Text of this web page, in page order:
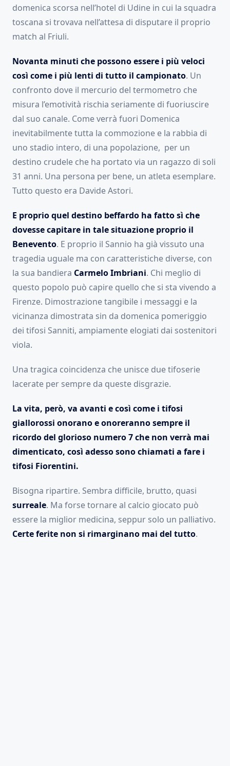
domenica scorsa nell’hotel di Udine in cui la squadra
toscana si trovava nell’attesa di disputare il proprio
match al Friuli.
Novanta minuti che possono essere i più veloci
così come i più lenti di tutto il campionato. Un
confronto dove il mercurio del termometro che
misura l’emotività rischia seriamente di fuoriuscire
dal suo canale. Come verrà fuori Domenica
inevitabilmente tutta la commozione e la rabbia di
uno stadio intero, di una popolazione, per un
destino crudele che ha portato via un ragazzo di soli
31 anni. Una persona per bene, un atleta esemplare.
Tutto questo era Davide Astori.
E proprio quel destino beffardo ha fatto sì che
dovesse capitare in tale situazione proprio il
Benevento. E proprio il Sannio ha già vissuto una
tragedia uguale ma con caratteristiche diverse, con
la sua bandiera Carmelo Imbriani. Chi meglio di
questo popolo può capire quello che si sta vivendo a
Firenze. Dimostrazione tangibile i messaggi e la
vicinanza dimostrata sin da domenica pomeriggio
dei tifosi Sanniti, ampiamente elogiati dai sostenitori
viola.
Una tragica coincidenza che unisce due tifoserie
lacerate per sempre da queste disgrazie.
La vita, però, va avanti e così come i tifosi
giallorossi onorano e onoreranno sempre il
ricordo del glorioso numero 7 che non verrà mai
dimenticato, così adesso sono chiamati a fare i
tifosi Fiorentini.
Bisogna ripartire. Sembra difficile, brutto, quasi
surreale. Ma forse tornare al calcio giocato può
essere la miglior medicina, seppur solo un palliativo.
Certe ferite non si rimarginano mai del tutto.